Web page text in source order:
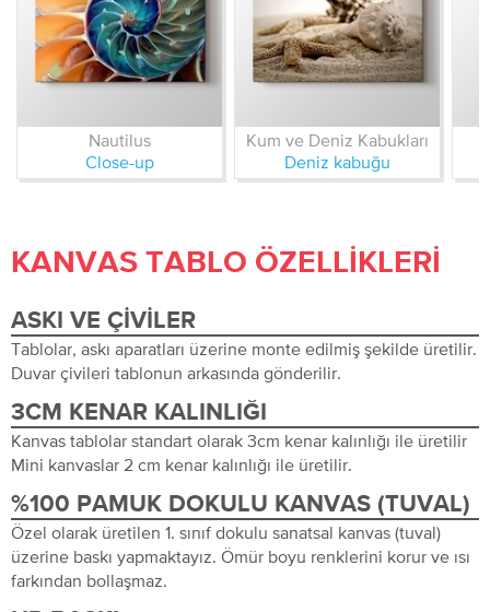
Nautilus
Close-up
Kum ve Deniz Kabukları
Deniz kabuğu
KANVAS TABLO ÖZELLIKLERI
ASKI VE ÇIVILER
Tablolar, askı aparatları üzerine monte edilmiş şekilde üretilir.
Duvar çivileri tablonun arkasında gönderilir.
3CM KENAR KALINLIĞI
Kanvas tablolar standart olarak 3cm kenar kalınlığı ile üretilir
Mini kanvaslar 2 cm kenar kalınlığı ile üretilir.
%100 PAMUK DOKULU KANVAS (TUVAL)
Özel olarak üretilen 1. sınıf dokulu sanatsal kanvas (tuval)
üzerine baskı yapmaktayız. Ömür boyu renklerini korur ve ısı
farkından bollaşmaz.